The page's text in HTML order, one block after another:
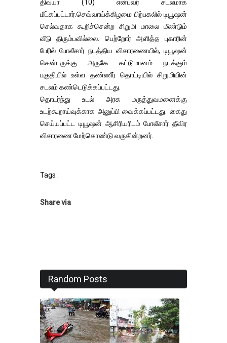
திவ்யா (10) என்பவர் சடலமாக
மீட்கப்பட்டார்.செவ்வாய்க்கிழமை பிற்பகலில் டியூஷன்
செல்வதாக கூறிச்சென்ற சிறுமி மாலை மீண்டும்
வீடு திரும்பவில்லை. பெற்றோர் அளித்த புகாரின்
பேரில் போலீசார் நடத்திய விசாரணையில், டியூஷன்
சென்டருக்கு அருகே கட்டுமானம் நடக்கும்
பகுதியில் உள்ள தண்ணீர் தொட்டியில் சிறுமியின்
சடலம் கண்டெடுக்கப்பட்டது.
தொடர்ந்து உடல் அரசு மருத்துவமனைக்கு
உடற்கூறாய்வுக்காக அனுப்பி வைக்கப்பட்டது. கைது
செய்யப்பட்ட டியூஷன் ஆசிரியரிடம் போலீசார் தீவிர
விசாரணை மேற்கொண்டு வருகின்றனர்.
Tags :
Share via
Random Posts